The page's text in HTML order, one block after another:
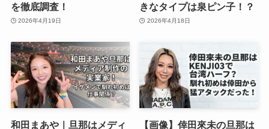
を徹底調査！
2026年4月19日
きなタイプは泉ピン子！？
2026年4月18日
和田まあや｜旦那はメディ
【画像】倖田來未の旦那は